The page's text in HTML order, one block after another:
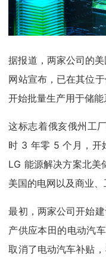
据报道，两家公司的
网站宣布，已在其位
开始批量生产用于储能
这标志着俄亥俄州工
时 3 年零 5 个月，开
LG 能源解决方案北
美国的电网以及商业、
最初，两家公司开始
产供应本田的电动汽
取消了电动汽车补贴